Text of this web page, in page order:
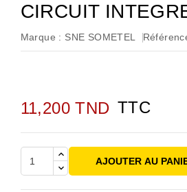
CIRCUIT
Marque : SNE SOMETEL
11,200 TND TTC
AJOUTER AU